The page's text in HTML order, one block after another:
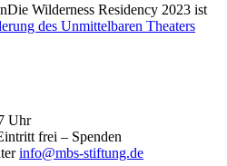
Wilderness Residency 2023 ist
des Unmittelbaren Theaters
Uhr
frei – Spenden
info@mbs-stiftung.de